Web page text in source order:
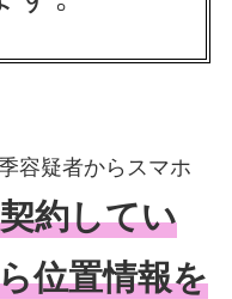
容疑者からスマホ
契約してい
位置情報を